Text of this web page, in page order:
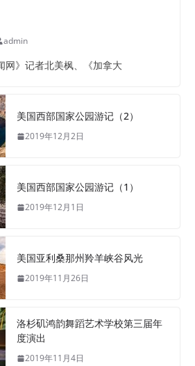
admin
网》记者北美枫、《加拿大
美国西部国家公园游记（2）
2019年12月2日
美国西部国家公园游记（1）
2019年12月1日
美国亚利桑那州羚羊峡谷风光
2019年11月26日
洛杉矶鸿韵舞蹈艺术学校第三届年
度演出
2019年11月4日